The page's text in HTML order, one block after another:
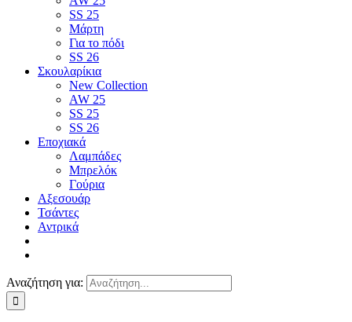
SS 25
Μάρτη
Για το πόδι
SS 26
Σκουλαρίκια
New Collection
AW 25
SS 25
SS 26
Εποχιακά
Λαμπάδες
Μπρελόκ
Γούρια
Αξεσουάρ
Τσάντες
Αντρικά
Αναζήτηση για: